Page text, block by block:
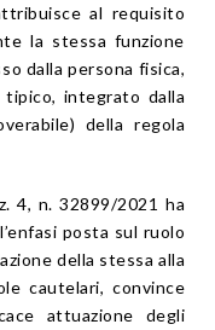
al requisito
la stessa funzione
dalla persona fisica,
integrato dalla
della regola
4, n. 32899/2021 ha
posta sul ruolo
della stessa alla
cautelari, convince
attuazione degli